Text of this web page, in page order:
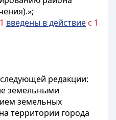
введены в действие с 1
редакции:
земельными
земельных
территории города